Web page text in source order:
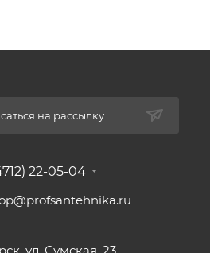
на рассылку
22-05-04